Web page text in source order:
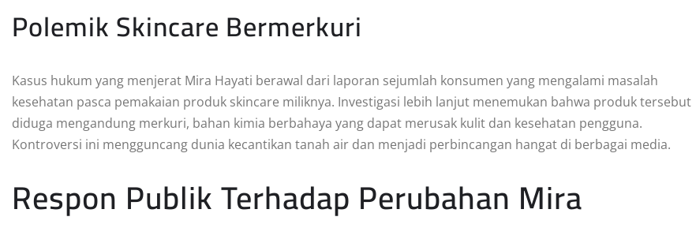
Polemik Skincare Bermerkuri
Kasus hukum yang menjerat Mira Hayati berawal dari laporan sejumlah konsumen yang mengalami masalah
kesehatan pasca pemakaian produk skincare miliknya. Investigasi lebih lanjut menemukan bahwa produk tersebut
diduga mengandung merkuri, bahan kimia berbahaya yang dapat merusak kulit dan kesehatan pengguna.
Kontroversi ini mengguncang dunia kecantikan tanah air dan menjadi perbincangan hangat di berbagai media.
Respon Publik Terhadap Perubahan Mira